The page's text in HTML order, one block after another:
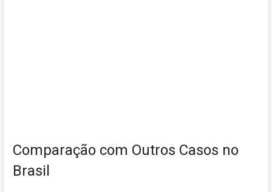
Comparação com Outros Casos no
Brasil